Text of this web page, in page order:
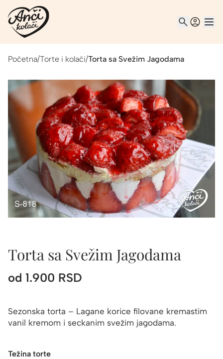
Početna/Torte i kolači/Torta sa Svežim Jagodama
Torta sa Svežim Jagodama
od 1.900 RSD
Sezonska torta – Lagane korice filovane kremastim
vanil kremom i seckanim svežim jagodama.
Težina torte